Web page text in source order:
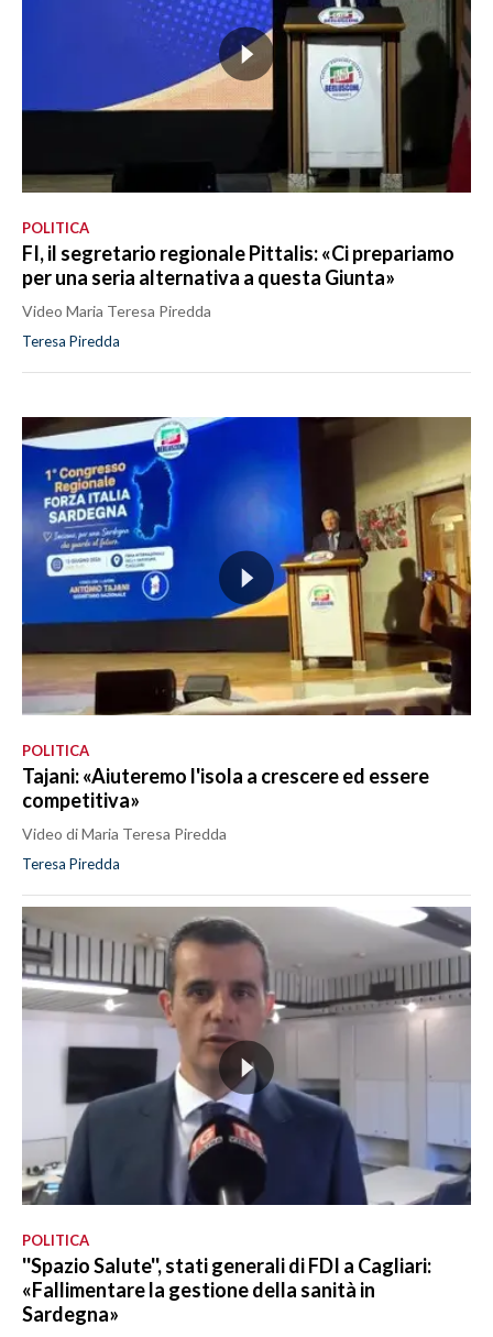
POLITICA
FI, il segretario regionale Pittalis: «Ci prepariamo
per una seria alternativa a questa Giunta»
Video Maria Teresa Piredda
Teresa Piredda
POLITICA
Tajani: «Aiuteremo l'isola a crescere ed essere
competitiva»
Video di Maria Teresa Piredda
Teresa Piredda
POLITICA
''Spazio Salute'', stati generali di FDI a Cagliari:
«Fallimentare la gestione della sanità in
Sardegna»